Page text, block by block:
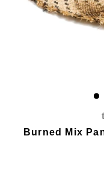
Burned Mix